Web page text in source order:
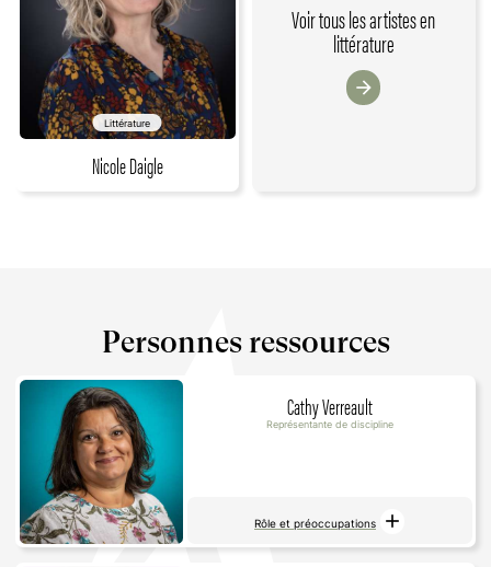
Littérature
Nicole Daigle
Voir tous les artistes en
littérature
arrow_forward
Personnes ressources
Cathy Verreault
Représentante de discipline
Rôle et préoccupations add